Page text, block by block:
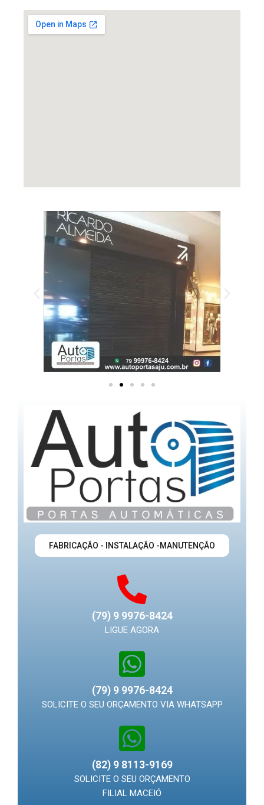
FABRICAÇÃO - INSTALAÇÃO -MANUTENÇÃO
(79) 9 9976-8424
LIGUE AGORA
(79) 9 9976-8424
SOLICITE O SEU ORÇAMENTO VIA WHATSAPP
(82) 9 8113-9169
SOLICITE O SEU ORÇAMENTO
FILIAL MACEIÓ